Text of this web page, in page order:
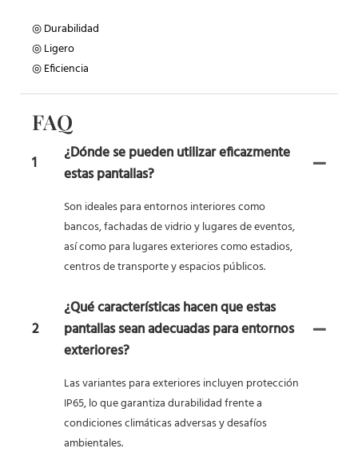
◎ Durabilidad
◎ Ligero
◎ Eficiencia
FAQ
1
¿Dónde se pueden utilizar eficazmente
estas pantallas?
Son ideales para entornos interiores como
bancos, fachadas de vidrio y lugares de eventos,
así como para lugares exteriores como estadios,
centros de transporte y espacios públicos.
2
¿Qué características hacen que estas
pantallas sean adecuadas para entornos
exteriores?
Las variantes para exteriores incluyen protección
IP65, lo que garantiza durabilidad frente a
condiciones climáticas adversas y desafíos
ambientales.